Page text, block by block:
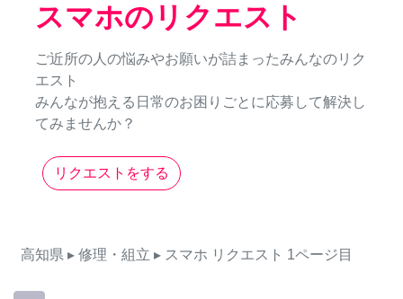
スマホのリクエスト
ご近所の人の悩みやお願いが詰まったみんなのリク
エスト
みんなが抱える日常のお困りごとに応募して解決し
てみませんか？
リクエストをする
高知県 ▸ 修理・組立 ▸ スマホ リクエスト 1ページ目